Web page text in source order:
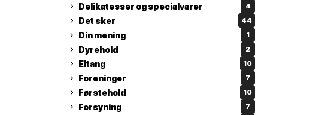
Delikatesser og specialvarer 4
Det sker 44
Din mening 1
Dyrehold 2
Eltang 10
Foreninger 7
Førstehold 10
Forsyning 7